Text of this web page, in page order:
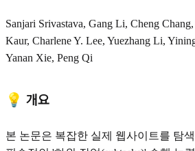
Sanjari Srivastava, Gang Li, Cheng
Kaur, Charlene Y. Lee, Yuezhang Li,
Yanan Xie, Peng Qi
💡 개요
본 논문은 복잡한 실제 웹사이트를 탐